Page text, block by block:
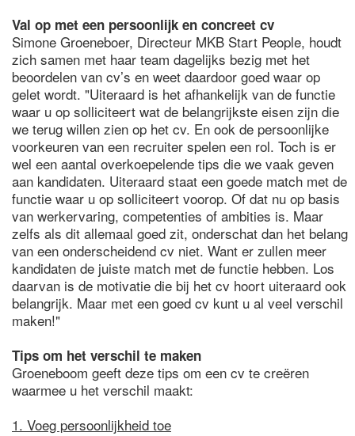
Val op met een persoonlijk en concreet cv
Simone Groeneboer, Directeur MKB Start People, houdt
zich samen met haar team dagelijks bezig met het
beoordelen van cv’s en weet daardoor goed waar op
gelet wordt. "Uiteraard is het afhankelijk van de functie
waar u op solliciteert wat de belangrijkste eisen zijn die
we terug willen zien op het cv. En ook de persoonlijke
voorkeuren van een recruiter spelen een rol. Toch is er
wel een aantal overkoepelende tips die we vaak geven
aan kandidaten. Uiteraard staat een goede match met de
functie waar u op solliciteert voorop. Of dat nu op basis
van werkervaring, competenties of ambities is. Maar
zelfs als dit allemaal goed zit, onderschat dan het belang
van een onderscheidend cv niet. Want er zullen meer
kandidaten de juiste match met de functie hebben. Los
daarvan is de motivatie die bij het cv hoort uiteraard ook
belangrijk. Maar met een goed cv kunt u al veel verschil
maken!"
Tips om het verschil te maken
Groeneboom geeft deze tips om een cv te creëren
waarmee u het verschil maakt:
1. Voeg persoonlijkheid toe